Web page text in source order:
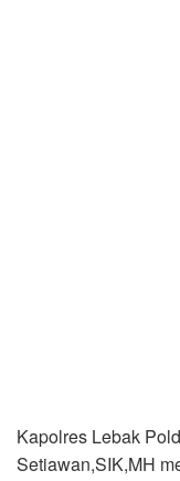
Kapolres Lebak
Setiawan,SIK,MH